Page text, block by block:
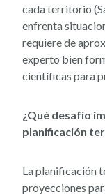
cada territorio
enfrenta
requiere de
experto bien
científicas para
¿Qué desafío
planificación
La planificación
proyecciones